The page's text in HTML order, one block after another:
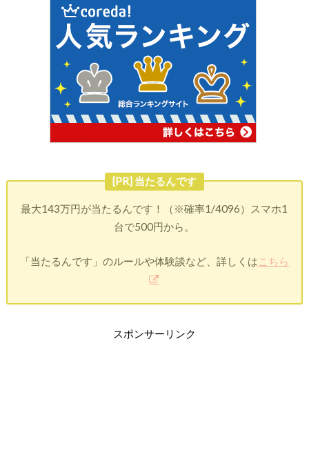
[PR] 当たるんです
最大143万円が当たるんです！（※確率1/4096）スマホ1
台で500円から。
「当たるんです」のルールや体験談など、詳しくは こちら
スポンサーリンク